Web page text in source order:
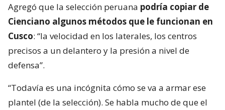
Agregó que la selección peruana podría copiar de
Cienciano algunos métodos que le funcionan en
Cusco: “la velocidad en los laterales, los centros
precisos a un delantero y la presión a nivel de
defensa”.
“Todavía es una incógnita cómo se va a armar ese
plantel (de la selección). Se habla mucho de que el